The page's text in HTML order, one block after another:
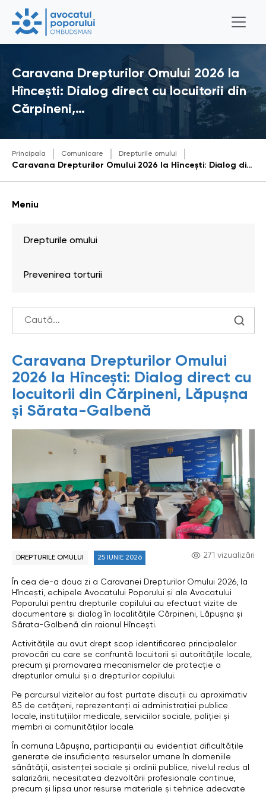
Caravana Drepturilor Omului 2026 la
Hîncești: Dialog direct cu locuitorii din
Cărpineni,…
Principala Comunicare Drepturile omului
Caravana Drepturilor Omului 2026 la Hîncești: Dialog direct cu locuitorii din Cărpineni, Lăpușna și Sărata-Galbenă
Caravana Drepturilor Omului
2026 la Hîncești: Dialog direct cu
locuitorii din Cărpineni, Lăpușna
și Sărata-Galbenă
DREPTURILE OMULUI 25 IUNIE 2026 271 vizualizări
În cea de-a doua zi a Caravanei Drepturilor Omului 2026, la
Hîncești, echipele Avocatului Poporului și ale Avocatului
Poporului pentru drepturile copilului au efectuat vizite de
documentare și dialog în localitățile Cărpineni, Lăpușna și
Sărata-Galbenă din raionul Hîncești.
Activitățile au avut drept scop identificarea principalelor
provocări cu care se confruntă locuitorii și autoritățile locale,
precum și promovarea mecanismelor de protecție a
drepturilor omului și a drepturilor copilului.
Pe parcursul vizitelor au fost purtate discuții cu aproximativ
85 de cetățeni, reprezentanți ai administrației publice
locale, instituțiilor medicale, serviciilor sociale, poliției și
membri ai comunităților locale.
În comuna Lăpușna, participanții au evidențiat dificultățile
generate de insuficiența resurselor umane în domeniile
sănătății, asistenței sociale și ordinii publice, nivelul redus al
salarizării, necesitatea dezvoltării profesionale continue,
precum și lipsa unor resurse materiale și tehnice adecvate
Meniu
Drepturile omului
Prevenirea torturii